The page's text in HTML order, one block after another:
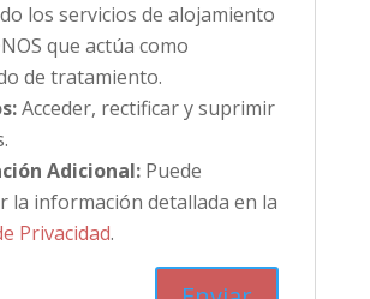
los servicios de alojamiento
que actúa como
de tratamiento.
Acceder, rectificar y suprimir
Adicional:Puede
la información detallada en la
Privacidad.